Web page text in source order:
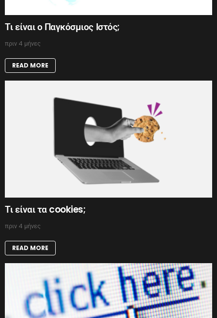
Τι είναι ο Παγκόσμιος Ιστός;
πριν 4 μήνες
READ MORE
Τι είναι τα cookies;
πριν 4 μήνες
READ MORE